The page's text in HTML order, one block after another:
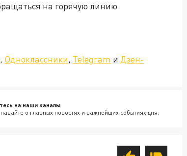
на горячую линию
, Одноклассники, Telegram и Дзен-
на наши каналы
о главных новостях и важнейших событиях дня.